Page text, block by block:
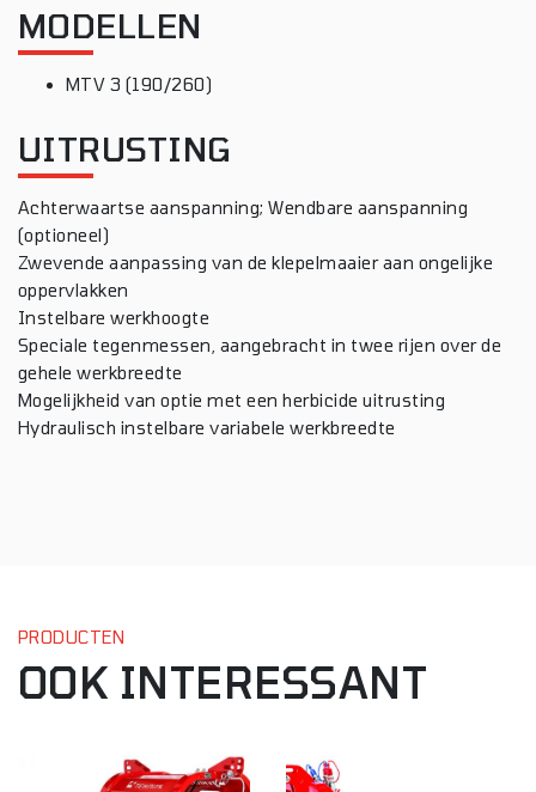
MODELLEN
MTV 3 (190/260)
UITRUSTING
Achterwaartse aanspanning; Wendbare aanspanning
(optioneel)
Zwevende aanpassing van de klepelmaaier aan ongelijke
oppervlakken
Instelbare werkhoogte
Speciale tegenmessen, aangebracht in twee rijen over de
gehele werkbreedte
Mogelijkheid van optie met een herbicide uitrusting
Hydraulisch instelbare variabele werkbreedte
PRODUCTEN
OOK INTERESSANT